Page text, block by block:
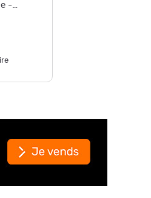
-